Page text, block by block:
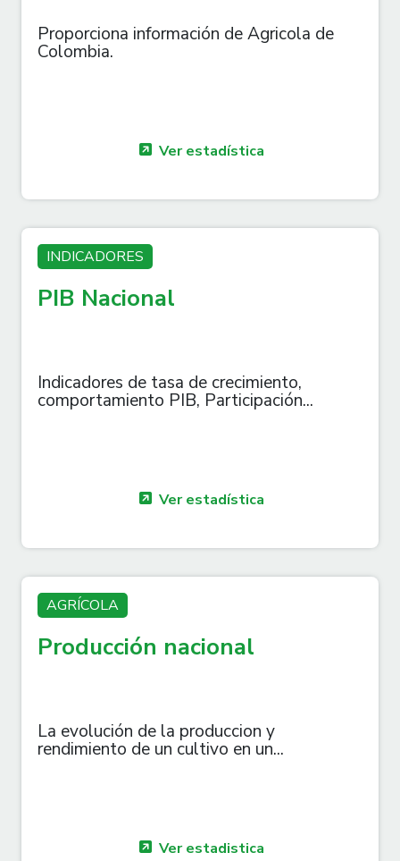
Proporciona información de Agricola de
Colombia.
Ver estadística
INDICADORES
PIB Nacional
Indicadores de tasa de crecimiento,
comportamiento PIB, Participación...
Ver estadística
AGRÍCOLA
Producción nacional
La evolución de la produccion y
rendimiento de un cultivo en un...
Ver estadistica